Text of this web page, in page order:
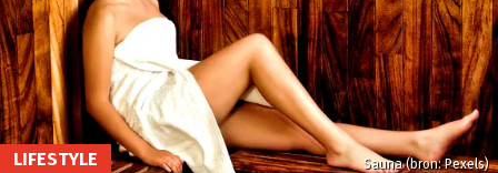
Sauna (bron: Pexels)
LIFESTYLE